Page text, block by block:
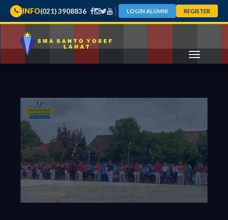
INFO(021) 3908836 LOGIN ALUMNI REGISTER